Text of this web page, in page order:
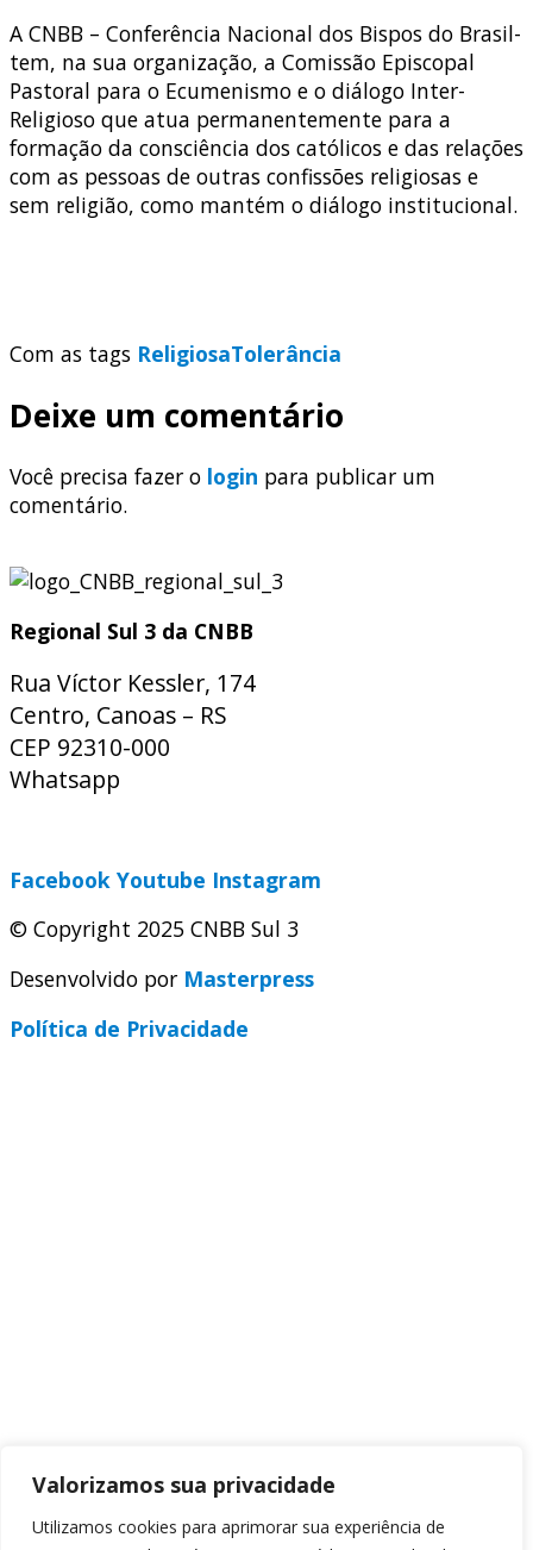
Valorizamos sua privacidade
Utilizamos cookies para aprimorar sua experiência de
A CNBB – Conferência Nacional dos Bispos do Brasil-
tem, na sua organização, a Comissão Episcopal
Pastoral para o Ecumenismo e o diálogo Inter-
Religioso que atua permanentemente para a
formação da consciência dos católicos e das relações
com as pessoas de outras confissões religiosas e
sem religião, como mantém o diálogo institucional.
Com as tags ReligiosaTolerância
Deixe um comentário
Você precisa fazer o login para publicar um
comentário.
Regional Sul 3 da CNBB
Rua Víctor Kessler, 174
Centro, Canoas – RS
CEP 92310-000
Whatsapp
Facebook Youtube Instagram
© Copyright 2025 CNBB Sul 3
Desenvolvido por Masterpress
Política de Privacidade